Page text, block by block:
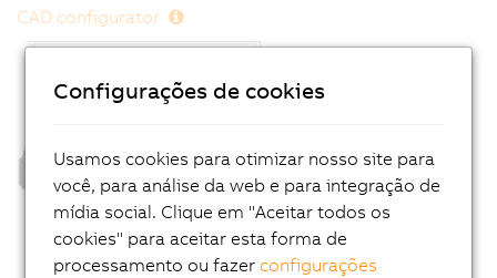
CAD configurator
Configurações de cookies
Usamos cookies para otimizar nosso site para
você, para análise da web e para integração de
mídia social. Clique em "Aceitar todos os
cookies" para aceitar esta forma de
processamento ou fazerconfigurações